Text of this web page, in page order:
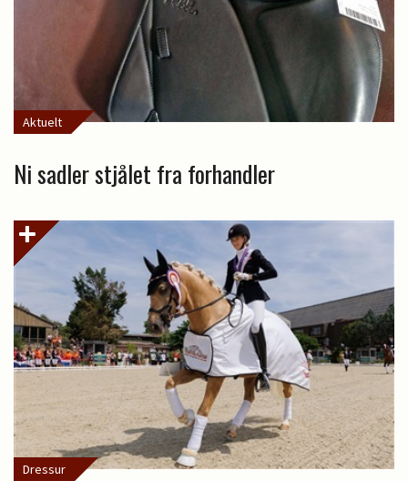
Aktuelt
Ni sadler stjålet fra forhandler
Dressur